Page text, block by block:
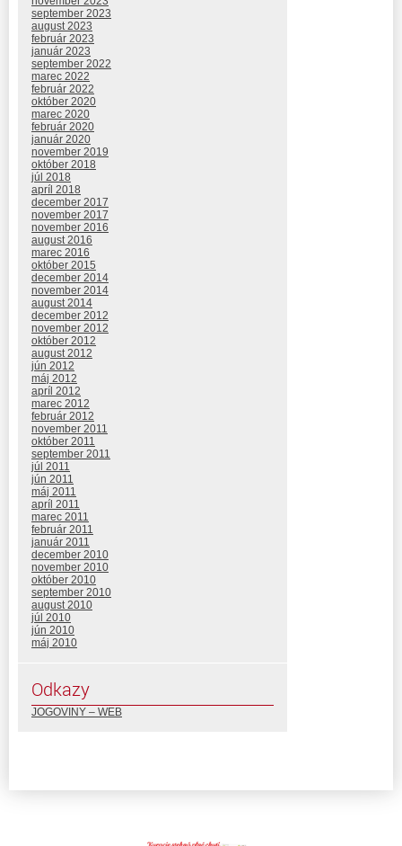
september 2023
august 2023
február 2023
január 2023
september 2022
marec 2022
február 2022
október 2020
marec 2020
február 2020
január 2020
november 2019
október 2018
júl 2018
apríl 2018
december 2017
november 2017
november 2016
august 2016
marec 2016
október 2015
december 2014
november 2014
august 2014
december 2012
november 2012
október 2012
august 2012
jún 2012
máj 2012
apríl 2012
marec 2012
február 2012
november 2011
október 2011
september 2011
júl 2011
jún 2011
máj 2011
apríl 2011
marec 2011
február 2011
január 2011
december 2010
november 2010
október 2010
september 2010
august 2010
júl 2010
jún 2010
máj 2010
Odkazy
JOGOVINY – WEB